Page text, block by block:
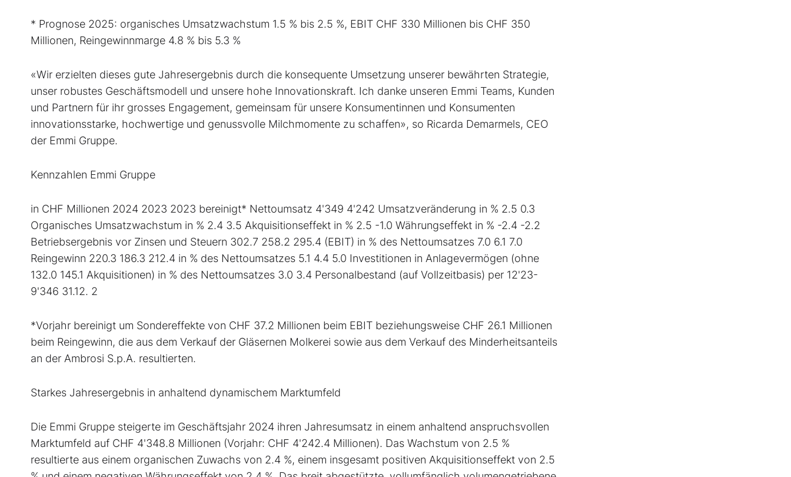
* Prognose 2025: organisches Umsatzwachstum 1.5 % bis 2.5 %, EBIT CHF 330 Millionen bis CHF 350
Millionen, Reingewinnmarge 4.8 % bis 5.3 %
«Wir erzielten dieses gute Jahresergebnis durch die konsequente Umsetzung unserer bewährten Strategie,
unser robustes Geschäftsmodell und unsere hohe Innovationskraft. Ich danke unseren Emmi Teams, Kunden
und Partnern für ihr grosses Engagement, gemeinsam für unsere Konsumentinnen und Konsumenten
innovationsstarke, hochwertige und genussvolle Milchmomente zu schaffen», so Ricarda Demarmels, CEO
der Emmi Gruppe.
Kennzahlen Emmi Gruppe
in CHF Millionen 2024 2023 2023 bereinigt* Nettoumsatz 4'349 4'242 Umsatzveränderung in % 2.5 0.3
Organisches Umsatzwachstum in % 2.4 3.5 Akquisitionseffekt in % 2.5 -1.0 Währungseffekt in % -2.4 -2.2
Betriebsergebnis vor Zinsen und Steuern 302.7 258.2 295.4 (EBIT) in % des Nettoumsatzes 7.0 6.1 7.0
Reingewinn 220.3 186.3 212.4 in % des Nettoumsatzes 5.1 4.4 5.0 Investitionen in Anlagevermögen (ohne
132.0 145.1 Akquisitionen) in % des Nettoumsatzes 3.0 3.4 Personalbestand (auf Vollzeitbasis) per 12'23-
9'346 31.12. 2
*Vorjahr bereinigt um Sondereffekte von CHF 37.2 Millionen beim EBIT beziehungsweise CHF 26.1 Millionen
beim Reingewinn, die aus dem Verkauf der Gläsernen Molkerei sowie aus dem Verkauf des Minderheitsanteils
an der Ambrosi S.p.A. resultierten.
Starkes Jahresergebnis in anhaltend dynamischem Marktumfeld
Die Emmi Gruppe steigerte im Geschäftsjahr 2024 ihren Jahresumsatz in einem anhaltend anspruchsvollen
Marktumfeld auf CHF 4'348.8 Millionen (Vorjahr: CHF 4'242.4 Millionen). Das Wachstum von 2.5 %
resultierte aus einem organischen Zuwachs von 2.4 %, einem insgesamt positiven Akquisitionseffekt von 2.5